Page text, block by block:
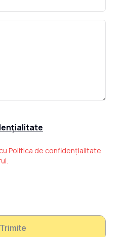
Politica de confidențialitate
Trimite